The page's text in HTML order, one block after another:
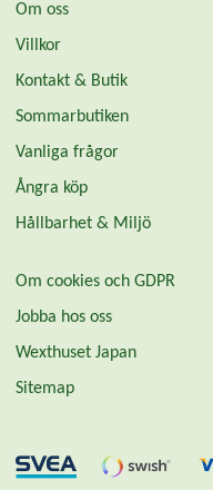
Om oss
Villkor
Kontakt & Butik
Sommarbutiken
Vanliga frågor
Ångra köp
Hållbarhet & Miljö
Om cookies och GDPR
Jobba hos oss
Wexthuset Japan
Sitemap